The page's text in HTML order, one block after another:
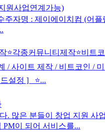
원사업연계가능)
명 : 제이에이치컴 (어플
⭐️각종커뮤니티제작⭐️비트
사이트 제작 / 비트코인 /
설정 ] ⭐...
. 많은 분들이 창업 지원
이 되어 서비스를...